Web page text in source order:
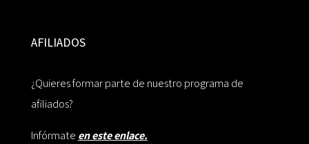
AFILIADOS
¿Quieres formar parte de nuestro programa de
afiliados?
Infórmate en este enlace.